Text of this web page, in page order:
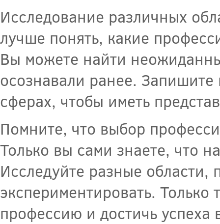
Исследование различных
лучше понять, какие
Вы можете найти
осознавали ранее. Запишите
сферах, чтобы иметь
Помните, что выбор
Только вы сами знаете, что
Исследуйте разные области,
экспериментировать.
профессию и достичь успеха